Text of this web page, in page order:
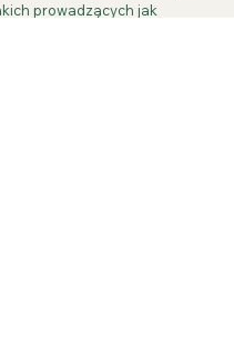
prowadzących jak